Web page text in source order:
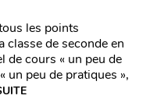
les points
de seconde en
de cours « un peu de
un peu de pratiques »,